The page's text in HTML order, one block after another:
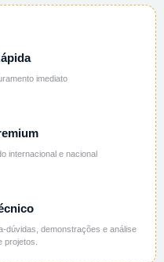
imediato
internacional e nacional
dúvidas, demonstrações e análise
projetos.